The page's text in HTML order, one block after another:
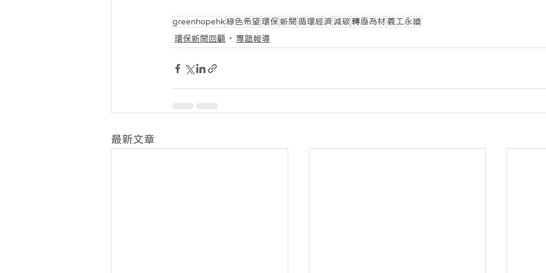
greenhopehk綠色希望 環保 新聞 循環經濟 減碳 轉廢為材 義工永續
環保新聞回顧
專題報導
最新文章